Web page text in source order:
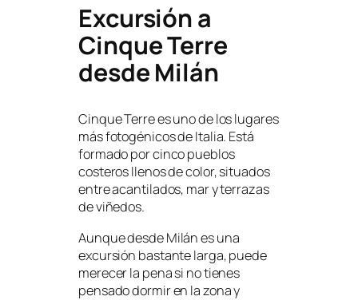
Excursión a
Cinque Terre
desde Milán
Cinque Terre es uno de los lugares
más fotogénicos de Italia. Está
formado por cinco pueblos
costeros llenos de color, situados
entre acantilados, mar y terrazas
de viñedos.
Aunque desde Milán es una
excursión bastante larga, puede
merecer la pena si no tienes
pensado dormir en la zona y